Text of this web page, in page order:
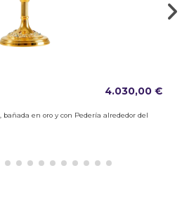
4.030,00 €
bañada en oro y con Pedería alrededor del